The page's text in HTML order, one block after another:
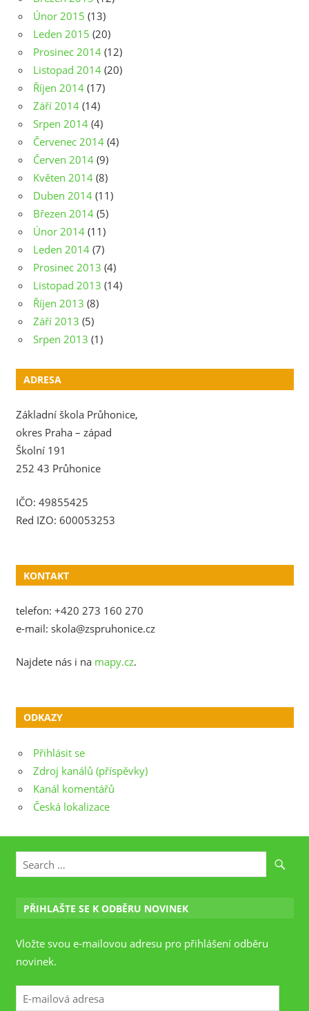
Únor 2015 (13)
Leden 2015 (20)
Prosinec 2014 (12)
Listopad 2014 (20)
Říjen 2014 (17)
Září 2014 (14)
Srpen 2014 (4)
Červenec 2014 (4)
Červen 2014 (9)
Květen 2014 (8)
Duben 2014 (11)
Březen 2014 (5)
Únor 2014 (11)
Leden 2014 (7)
Prosinec 2013 (4)
Listopad 2013 (14)
Říjen 2013 (8)
Září 2013 (5)
Srpen 2013 (1)
ADRESA
Základní škola Průhonice,
okres Praha – západ
Školní 191
252 43 Průhonice
IČO: 49855425
Red IZO: 600053253
KONTAKT
telefon: +420 273 160 270
e-mail: skola@zspruhonice.cz
Najdete nás i na mapy.cz.
ODKAZY
Přihlásit se
Zdroj kanálů (příspěvky)
Kanál komentářů
Česká lokalizace
PŘIHLAŠTE SE K ODBĚRU NOVINEK
Vložte svou e-mailovou adresu pro přihlášení odběru
novinek.
E-